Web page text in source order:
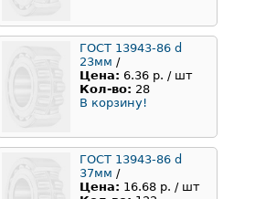
ГОСТ 13943-86 d
23мм /
Цена: 6.36 р. / шт
Кол-во: 28
В корзину!
ГОСТ 13943-86 d
37мм /
Цена: 16.68 р. / шт